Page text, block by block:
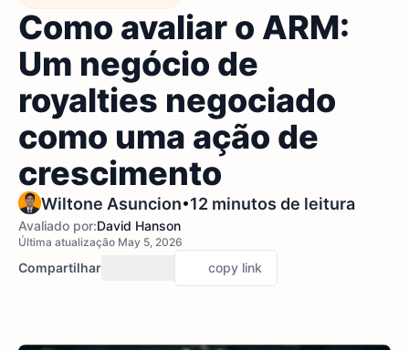
Como avaliar o ARM:
Um negócio de
royalties negociado
como uma ação de
crescimento
Wiltone Asuncion•12 minutos de leitura
Avaliado por:David Hanson
Última atualização May 5, 2026
Compartilhar copy link